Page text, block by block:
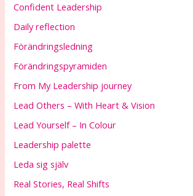
Confident Leadership
Daily reflection
Förändringsledning
Förändringspyramiden
From My Leadership journey
Lead Others – With Heart & Vision
Lead Yourself – In Colour
Leadership palette
Leda sig själv
Real Stories, Real Shifts